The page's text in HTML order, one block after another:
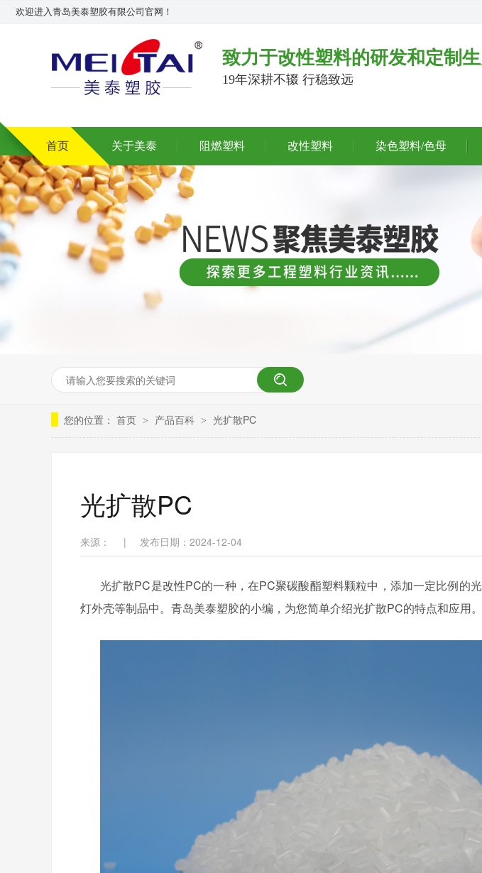
欢迎进入青岛美泰塑胶有限公司官网！
致力于改性塑料的研发和定制
19年深耕不辍 行稳致远
首页 关于美泰 阻燃塑料 改性塑料 染色塑料/色母
您的位置： 首页 > 产品百科 > 光扩散PC
光扩散PC
来源： | 发布日期：2024-12-04
光扩散PC是改性PC的一种， 在PC聚碳酸酯塑料颗粒中，添加一定比例的
灯外壳等制品中。青岛美泰塑胶的小编，为您简单介绍光扩散PC的特点和应用。